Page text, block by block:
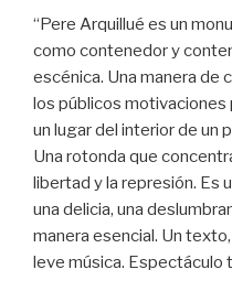
“Pere Arquillué es un
como contenedor y
escénica. Una manera de
los públicos motivaciones
un lugar del interior de un
Una rotonda que
libertad y la represión. Es
una delicia, una
manera esencial. Un
leve música. Espectáculo